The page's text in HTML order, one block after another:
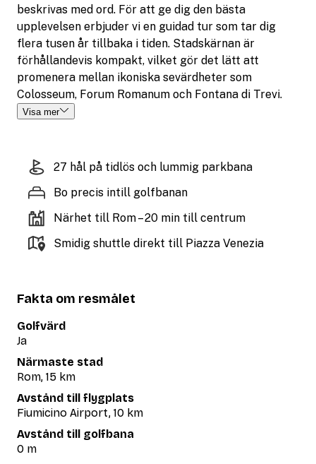
beskrivas med ord. För att ge dig den bästa
upplevelsen erbjuder vi en guidad tur som tar dig
flera tusen år tillbaka i tiden. Stadskärnan är
förhållandevis kompakt, vilket gör det lätt att
promenera mellan ikoniska sevärdheter som
Colosseum, Forum Romanum och Fontana di Trevi.
Visa mer
27 hål på tidlös och lummig parkbana
Bo precis intill golfbanan
Närhet till Rom – 20 min till centrum
Smidig shuttle direkt till Piazza Venezia
Fakta om resmålet
Golfvärd
Ja
Närmaste stad
Rom, 15 km
Avstånd till flygplats
Fiumicino Airport, 10 km
Avstånd till golfbana
0 m